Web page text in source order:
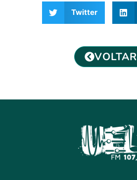
Twitter
VOLTAR